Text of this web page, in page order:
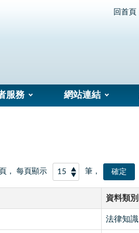
回首頁
服務 網站連結
頁， 每頁顯示 筆，
資料類別
法律知識